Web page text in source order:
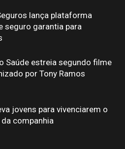
lança plataforma
seguro garantia para
Saúde estreia segundo filme
por Tony Ramos
jovens para vivenciarem o
companhia